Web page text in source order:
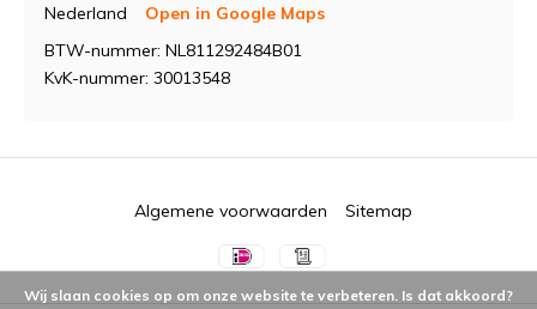
Nederland
Open in Google Maps
BTW-nummer: NL811292484B01
KvK-nummer: 30013548
Algemene voorwaarden Sitemap
Wij slaan cookies op om onze website te verbeteren. Is dat akkoord?